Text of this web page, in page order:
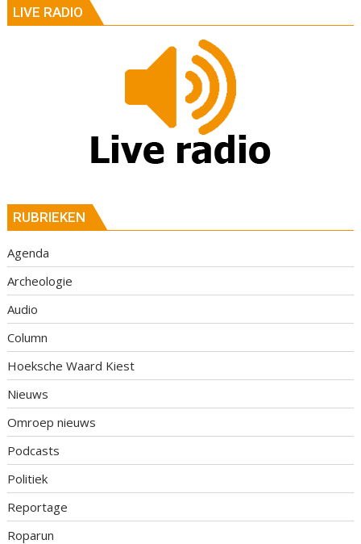
LIVE RADIO
RUBRIEKEN
Agenda
Archeologie
Audio
Column
Hoeksche Waard Kiest
Nieuws
Omroep nieuws
Podcasts
Politiek
Reportage
Roparun